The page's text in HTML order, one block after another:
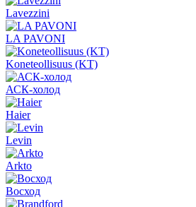
Lavezzini
LA PAVONI
Koneteollisuus (KT)
АСК-холод
Haier
Levin
Arkto
Восход